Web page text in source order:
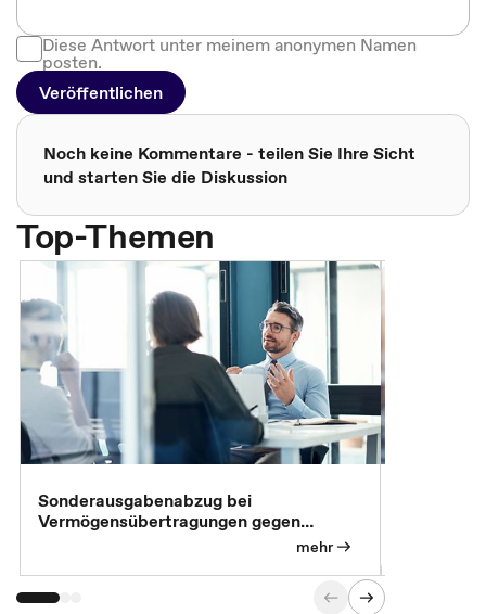
Diese Antwort unter meinem anonymen Namen
posten.
Veröffentlichen
Noch keine Kommentare - teilen Sie Ihre Sicht
und starten Sie die Diskussion
Top-Themen
Sonderausgabenabzug bei
Vermögensübertragungen gegen
mehr